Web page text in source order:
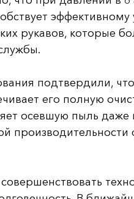
рукавов, которые
подтвердили,
его полную
осевшую пыль даже